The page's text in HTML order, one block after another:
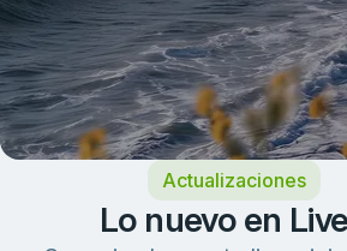
Actualizaciones
Lo nuevo en